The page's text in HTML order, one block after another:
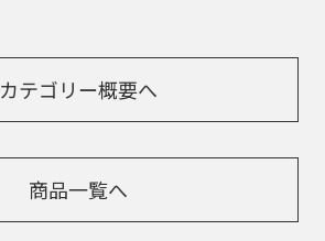
カテゴリー概要へ
商品一覧へ